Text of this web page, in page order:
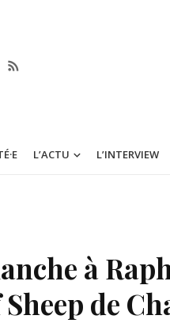
L’ACTU L’INTERVIEW
à
de